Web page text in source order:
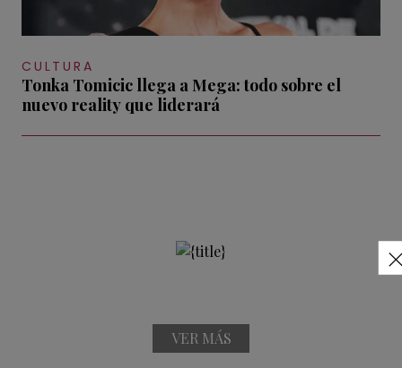
CULTURA
Tonka Tomicic llega a Mega: todo sobre el
nuevo reality que liderará
VER MÁS